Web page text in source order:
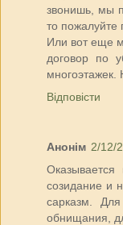
звонишь, мы
то пожалуйте
Или вот еще
договор по
Відповісти
Анонім 2/12/
созидание и
сарказм.
обнищания,